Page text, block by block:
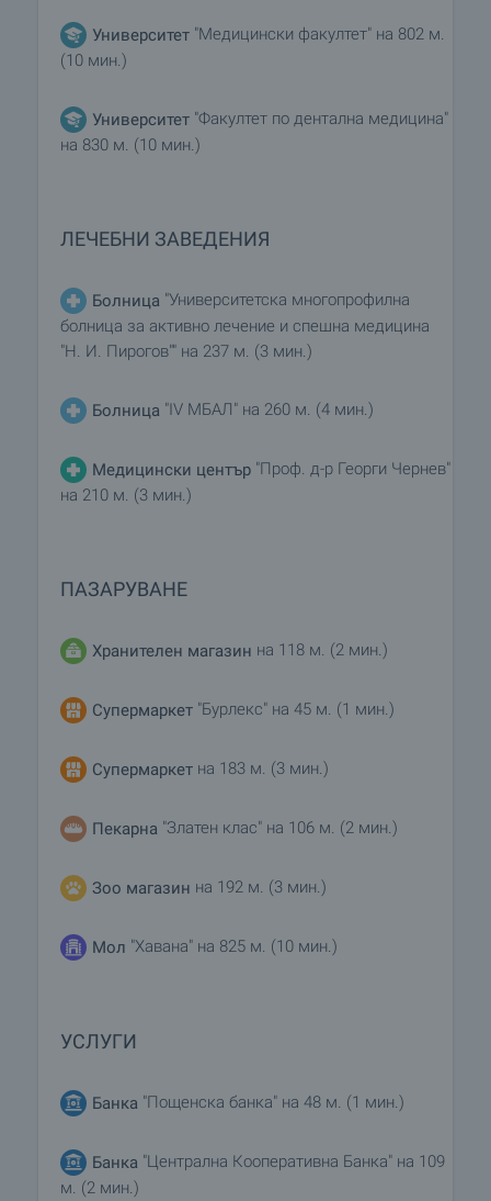
Университет "Медицински факултет" на 802 м.
(10 мин.)
Университет "Факултет по дентална медицина"
на 830 м. (10 мин.)
ЛЕЧЕБНИ ЗАВЕДЕНИЯ
Болница "Университетска многопрофилна
болница за активно лечение и спешна медицина
"Н. И. Пирогов"" на 237 м. (3 мин.)
Болница "IV МБАЛ" на 260 м. (4 мин.)
Медицински център "Проф. д-р Георги Чернев"
на 210 м. (3 мин.)
ПАЗАРУВАНЕ
Хранителен магазин на 118 м. (2 мин.)
Супермаркет "Бурлекс" на 45 м. (1 мин.)
Супермаркет на 183 м. (3 мин.)
Пекарна "Златен клас" на 106 м. (2 мин.)
Зоо магазин на 192 м. (3 мин.)
Мол "Хавана" на 825 м. (10 мин.)
УСЛУГИ
Банка "Пощенска банка" на 48 м. (1 мин.)
Банка "Централна Кооперативна Банка" на 109
м. (2 мин.)